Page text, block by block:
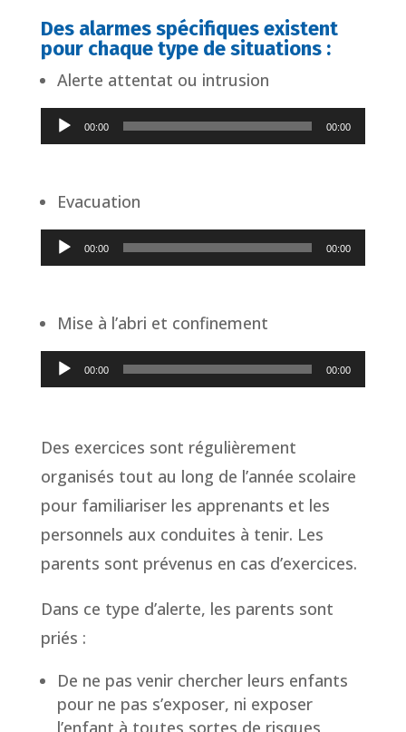
Des alarmes spécifiques existent
pour chaque type de situations :
Alerte attentat ou intrusion
Lecteur
audio
00:00 00:00
Evacuation
Lecteur
audio
00:00 00:00
Mise à l’abri et confinement
Lecteur
audio
00:00 00:00
Des exercices sont régulièrement
organisés tout au long de l’année scolaire
pour familiariser les apprenants et les
personnels aux conduites à tenir. Les
parents sont prévenus en cas d’exercices.
Dans ce type d’alerte, les parents sont
priés :
De ne pas venir chercher leurs enfants
pour ne pas s’exposer, ni exposer
l’enfant à toutes sortes de risques